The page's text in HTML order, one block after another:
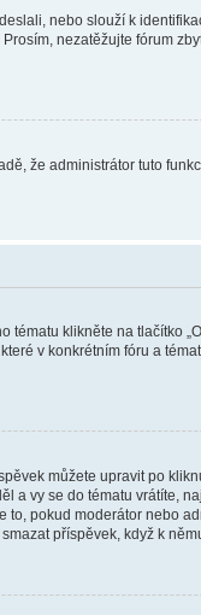
nebo slouží k
nezatěžujte fórum
že administrátor tuto
klikněte na tlačítko
v konkrétním fóru a
můžete upravit po
vy se do tématu vrátíte,
pokud moderátor nebo
příspěvek, když k